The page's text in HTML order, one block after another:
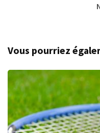
Vous pourriez